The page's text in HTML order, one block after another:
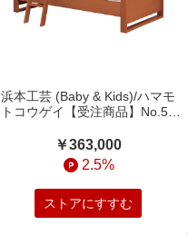
浜本工芸 (Baby & Kids)/ハマモ
トコウゲイ【受注商品】No.50
スク【三越伊勢丹/公式】
￥363,000
2.5%
ストアにすすむ